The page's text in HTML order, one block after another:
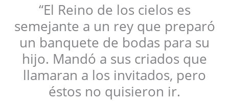
“El Reino de los cielos es
semejante a un rey que preparó
un banquete de bodas para su
hijo. Mandó a sus criados que
llamaran a los invitados, pero
éstos no quisieron ir.